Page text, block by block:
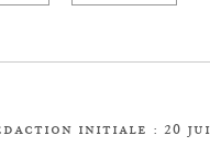
initiale : 20